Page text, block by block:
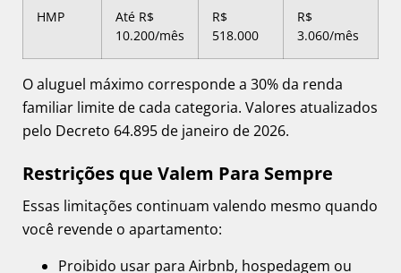
HMP
Até R$
10.200/mês
R$
518.000
R$
3.060/mês
O aluguel máximo corresponde a 30% da renda
familiar limite de cada categoria. Valores atualizados
pelo Decreto 64.895 de janeiro de 2026.
Restrições que Valem Para Sempre
Essas limitações continuam valendo mesmo quando
você revende o apartamento:
Proibido usar para Airbnb, hospedagem ou